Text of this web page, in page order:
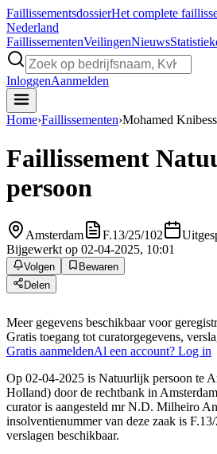
FaillissementsdossierHet complete
Nederland
FaillissementenVeilingenNieuws
InloggenAanmelden
Home›Faillissementen›Mohamed Knibess
Faillissement
persoon
Amsterdam F.13/25/102
Bijgewerkt op 02-04-2025, 10:01
Volgen
Bewaren
Delen
Meer gegevens beschikbaar voor
Gratis toegang tot curatorgegevens,
Gratis aanmeldenAl een account? Log in
Op 02-04-2025 is Natuurlijk persoon te
Holland) door de rechtbank in
curator is aangesteld mr N.D. Milheiro
insolventienummer van deze zaak is
verslagen beschikbaar.